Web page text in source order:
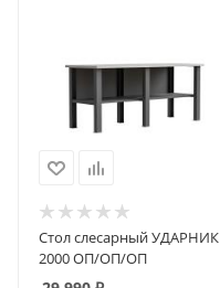
Стол слесарный УДАРНИК
2000 ОП/ОП/ОП